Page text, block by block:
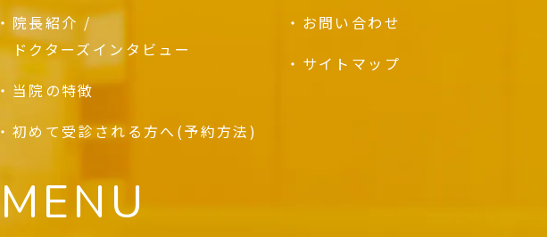
院長紹介 /
ドクターズインタビュー
当院の特徴
初めて受診される方へ (予約方法)
お問い合わせ
サイトマップ
MENU